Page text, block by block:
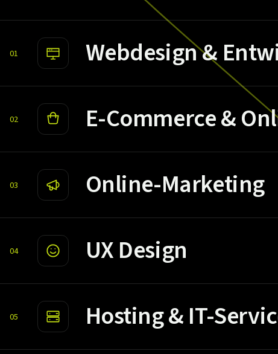
01 Webdesign &
02 E-Commerce &
03 Online-Marketing
04 UX Design
05 Hosting & IT-